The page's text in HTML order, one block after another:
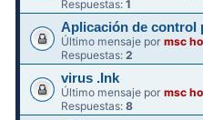
Respuestas:1
Aplicación de control
Último mensaje pormsc
Respuestas:2
virus .Ink
Último mensaje pormsc
Respuestas:8